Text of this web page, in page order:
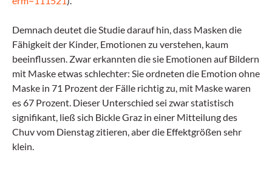
Demnach deutet die Studie darauf hin, dass Masken die
Fähigkeit der Kinder, Emotionen zu verstehen, kaum
beeinflussen. Zwar erkannten die sie Emotionen auf Bildern
mit Maske etwas schlechter: Sie ordneten die Emotion ohne
Maske in 71 Prozent der Fälle richtig zu, mit Maske waren
es 67 Prozent. Dieser Unterschied sei zwar statistisch
signifikant, ließ sich Bickle Graz in einer Mitteilung des
Chuv vom Dienstag zitieren, aber die Effektgrößen sehr
klein.